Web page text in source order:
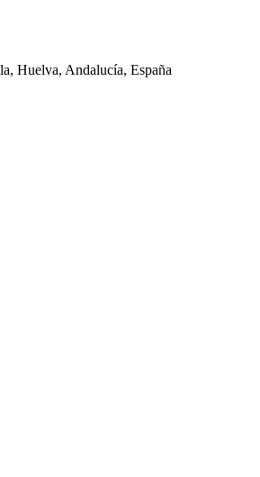
Huelva, Andalucía, España